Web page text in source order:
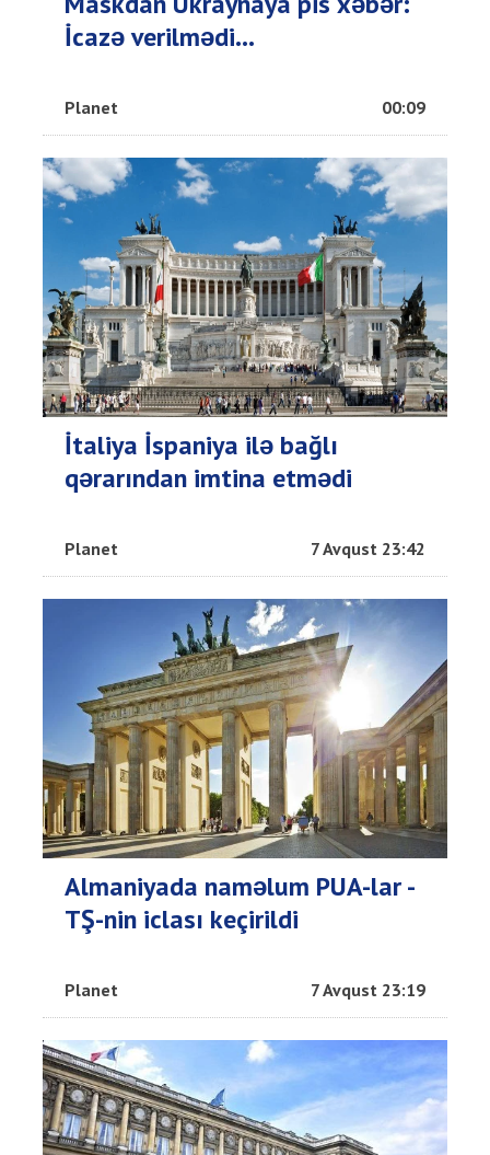
İcazə verilmədi...
Planet 00:09
İtaliya İspaniya ilə bağlı
qərarından imtina etmədi
Planet 7 Avqust 23:42
Almaniyada naməlum PUA-lar -
TŞ-nin iclası keçirildi
Planet 7 Avqust 23:19